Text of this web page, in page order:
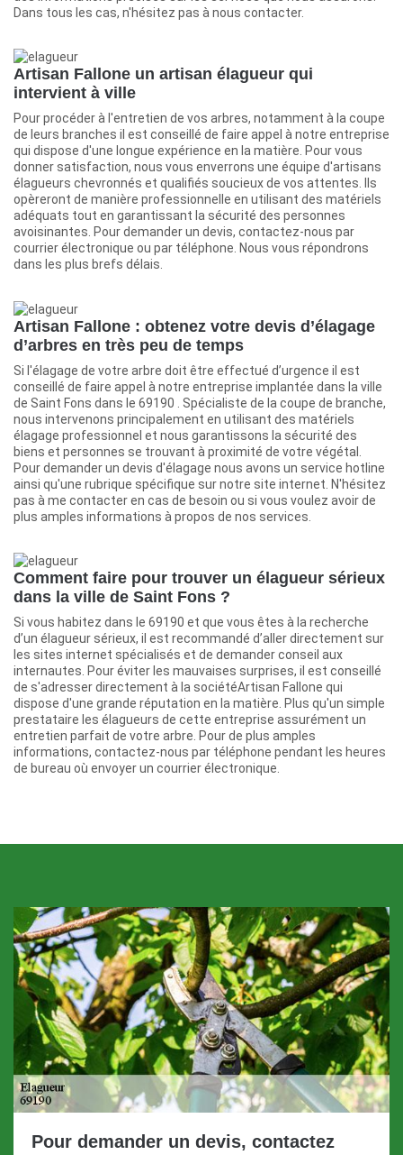
Dans tous les cas, n'hésitez pas à nous contacter.
Artisan Fallone un artisan élagueur qui
intervient à ville
Pour procéder à l'entretien de vos arbres, notamment à la coupe
de leurs branches il est conseillé de faire appel à notre entreprise
qui dispose d'une longue expérience en la matière. Pour vous
donner satisfaction, nous vous enverrons une équipe d'artisans
élagueurs chevronnés et qualifiés soucieux de vos attentes. Ils
opèreront de manière professionnelle en utilisant des matériels
adéquats tout en garantissant la sécurité des personnes
avoisinantes. Pour demander un devis, contactez-nous par
courrier électronique ou par téléphone. Nous vous répondrons
dans les plus brefs délais.
Artisan Fallone : obtenez votre devis d’élagage
d’arbres en très peu de temps
Si l'élagage de votre arbre doit être effectué d’urgence il est
conseillé de faire appel à notre entreprise implantée dans la ville
de Saint Fons dans le 69190 . Spécialiste de la coupe de branche,
nous intervenons principalement en utilisant des matériels
élagage professionnel et nous garantissons la sécurité des
biens et personnes se trouvant à proximité de votre végétal.
Pour demander un devis d'élagage nous avons un service hotline
ainsi qu'une rubrique spécifique sur notre site internet. N'hésitez
pas à me contacter en cas de besoin ou si vous voulez avoir de
plus amples informations à propos de nos services.
Comment faire pour trouver un élagueur sérieux
dans la ville de Saint Fons ?
Si vous habitez dans le 69190 et que vous êtes à la recherche
d’un élagueur sérieux, il est recommandé d’aller directement sur
les sites internet spécialisés et de demander conseil aux
internautes. Pour éviter les mauvaises surprises, il est conseillé
de s'adresser directement à la sociétéArtisan Fallone qui
dispose d'une grande réputation en la matière. Plus qu'un simple
prestataire les élagueurs de cette entreprise assurément un
entretien parfait de votre arbre. Pour de plus amples
informations, contactez-nous par téléphone pendant les heures
de bureau où envoyer un courrier électronique.
Pour demander un devis, contactez